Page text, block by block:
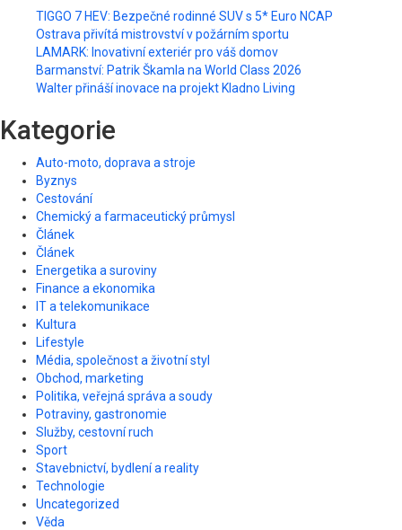
TIGGO 7 HEV: Bezpečné rodinné SUV s 5* Euro NCAP
Ostrava přivítá mistrovství v požárním sportu
LAMARK: Inovativní exteriér pro váš domov
Barmanství: Patrik Škamla na World Class 2026
Walter přináší inovace na projekt Kladno Living
Kategorie
Auto-moto, doprava a stroje
Byznys
Cestování
Chemický a farmaceutický průmysl
Článek
Článek
Energetika a suroviny
Finance a ekonomika
IT a telekomunikace
Kultura
Lifestyle
Média, společnost a životní styl
Obchod, marketing
Politika, veřejná správa a soudy
Potraviny, gastronomie
Služby, cestovní ruch
Sport
Stavebnictví, bydlení a reality
Technologie
Uncategorized
Věda